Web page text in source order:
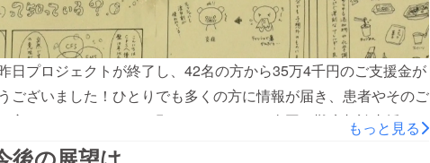
日プロジェクトが終了し、42名の方から35万4千円のご支援金が
ございました！ひとりでも多くの方に情報が届き、患者やそのご
良いものになることを願っております。全国の難病相談支援セン
関に【ゆらりさん著／慢性疲労症候群の新刊本】を届けよう！ゆ
もっと見る